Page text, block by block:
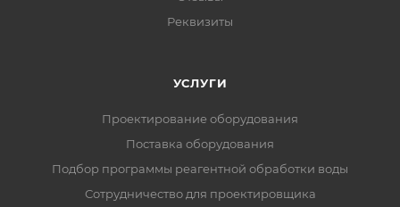
Реквизиты
УСЛУГИ
Проектирование оборудования
Поставка оборудования
Подбор программы реагентной обработки воды
Сотрудничество для проектировщика